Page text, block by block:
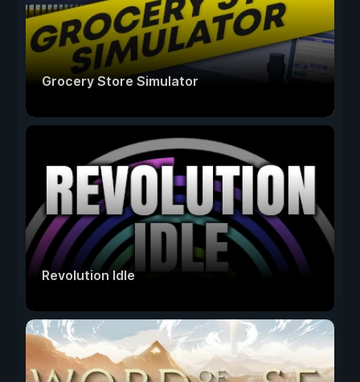
Grocery Store Simulator
Revolution Idle